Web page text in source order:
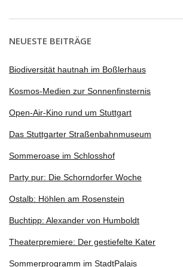
NEUESTE BEITRÄGE
Biodiversität hautnah im Boßlerhaus
Kosmos-Medien zur Sonnenfinsternis
Open-Air-Kino rund um Stuttgart
Das Stuttgarter Straßenbahnmuseum
Sommeroase im Schlosshof
Party pur: Die Schorndorfer Woche
Ostalb: Höhlen am Rosenstein
Buchtipp: Alexander von Humboldt
Theaterpremiere: Der gestiefelte Kater
Sommerprogramm im StadtPalais